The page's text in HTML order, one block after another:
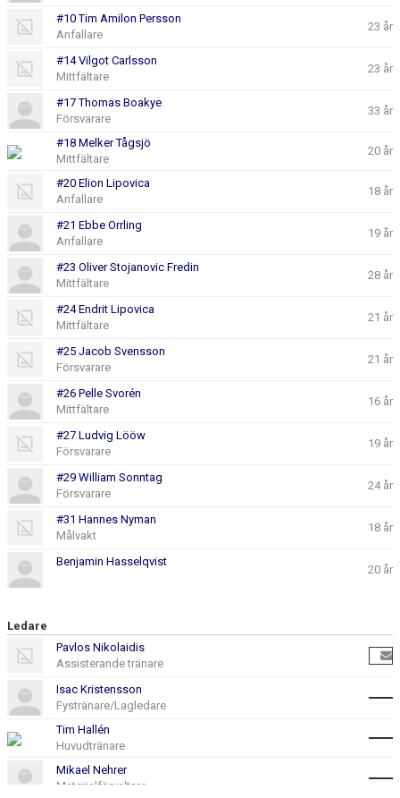
#10 Tim Amilon Persson
Anfallare
23 år
#14 Vilgot Carlsson
Mittfältare
23 år
#17 Thomas Boakye
Försvarare
33 år
#18 Melker Tågsjö
Mittfältare
20 år
#20 Elion Lipovica
Anfallare
18 år
#21 Ebbe Orrling
Anfallare
19 år
#23 Oliver Stojanovic Fredin
Mittfältare
28 år
#24 Endrit Lipovica
Mittfältare
21 år
#25 Jacob Svensson
Försvarare
21 år
#26 Pelle Svorén
Mittfältare
16 år
#27 Ludvig Lööw
Försvarare
19 år
#29 William Sonntag
Försvarare
24 år
#31 Hannes Nyman
Målvakt
18 år
Benjamin Hasselqvist
20 år
Ledare
Pavlos Nikolaidis
Assisterande tränare
Isac Kristensson
Fystränare/Lagledare
Tim Hallén
Huvudtränare
Mikael Nehrer
Materialförvaltare